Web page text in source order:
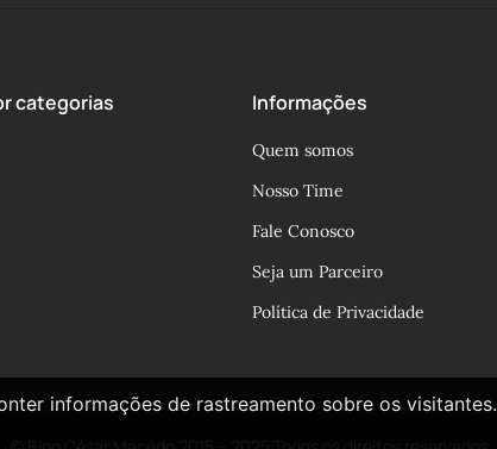
categorias Informações
Quem somos
Nosso Time
Fale Conosco
Seja um Parceiro
Política de Privacidade
informações de rastreamento sobre os